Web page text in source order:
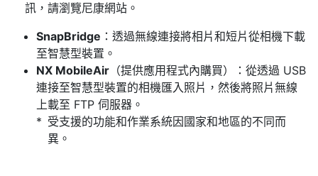
訊，請瀏覽尼康網站。
SnapBridge ：透過無線連接將相片和短片從相機下載
至智慧型裝置。
NX MobileAir （提供應用程式內購買）：從透過 USB
連接至智慧型裝置的相機匯入照片，然後將照片無線
上載至 FTP 伺服器。
受支援的功能和作業系統因國家和地區的不同而
異。